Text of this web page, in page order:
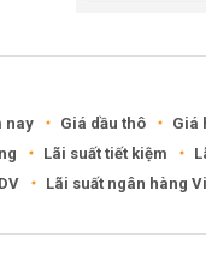
nay Giá dầu thô Giá
Lãi suất tiết kiệm
Lãi suất ngân hàng